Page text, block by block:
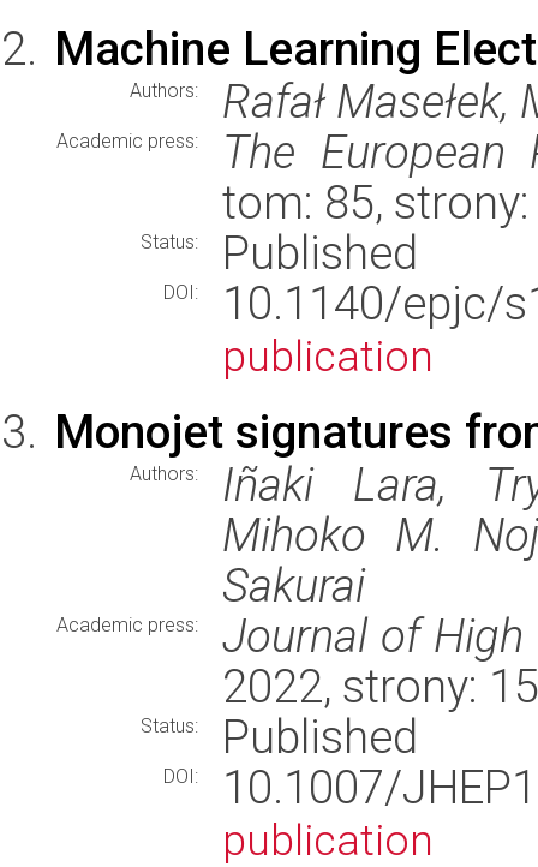
Machine Learning
Authors: Rafał
Academic press:
The European
tom: 85,
Status: Published
DOI: 10.1140/epjc/
publication
Monojet signatures
Authors:
Iñaki Lara,
Mihoko M.
Sakurai
Academic press:
Journal of High
2022, strony:
Status: Published
DOI: 10.1007/
publication